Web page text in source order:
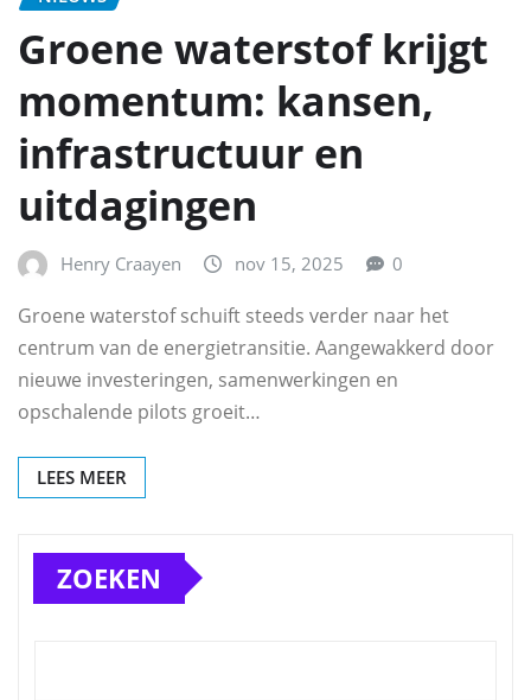
Groene waterstof krijgt
momentum: kansen,
infrastructuur en
uitdagingen
Henry Craayen nov 15, 2025 0
Groene waterstof schuift steeds verder naar het
centrum van de energietransitie. Aangewakkerd door
nieuwe investeringen, samenwerkingen en
opschalende pilots groeit…
LEES MEER
ZOEKEN